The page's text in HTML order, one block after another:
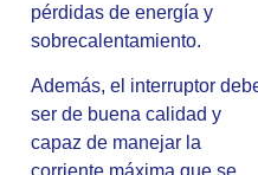
pérdidas de energía y
sobrecalentamiento.
Además, el interruptor
ser de buena calidad y
capaz de manejar la
corriente máxima que se